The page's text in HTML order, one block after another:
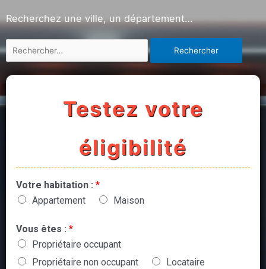
Recherchez une ville, un département…
Testez votre
éligibilité
Votre habitation : *
Appartement
Maison
Vous êtes : *
Propriétaire occupant
Propriétaire non occupant
Locataire